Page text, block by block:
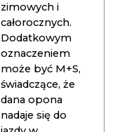
zimowych i
całorocznych.
Dodatkowym
oznaczeniem
może być M+S,
świadczące, że
dana opona
nadaje się do